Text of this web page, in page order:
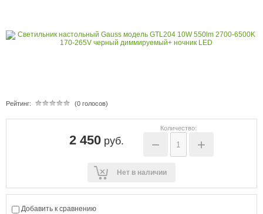
Рейтинг: (0 голосов)
2 450руб.
Количество:
− +
Нет в наличии
Добавить к сравнению